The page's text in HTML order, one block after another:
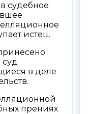
судебное
истец.
суд
в деле
прениях